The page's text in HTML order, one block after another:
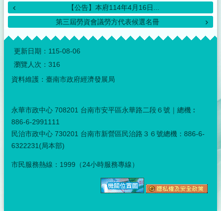
【公告】本府114年4月16日...
第三屆勞資會議勞方代表候選名冊
:::
更新日期： 115-08-06
瀏覽人次： 316
資料維護：臺南市政府經濟發展局
永華市政中心 708201 台南市安平區永華路二段６號｜總機︰
886-6-2991111
民治市政中心 730201 台南市新營區民治路３６號總機：886-6-
6322231(局本部)
市民服務熱線：1999（24小時服務專線）